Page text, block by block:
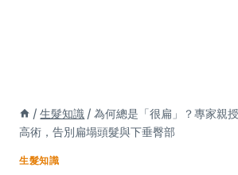
/ 生髮知識 / 為何總是「很扁」？專家親
高術，告別扁塌頭髮與下垂臀部
生髮知識